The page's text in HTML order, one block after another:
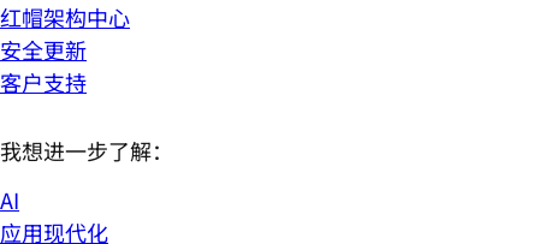
红帽架构中心
安全更新
客户支持
我想进一步了解：
AI
应用现代化